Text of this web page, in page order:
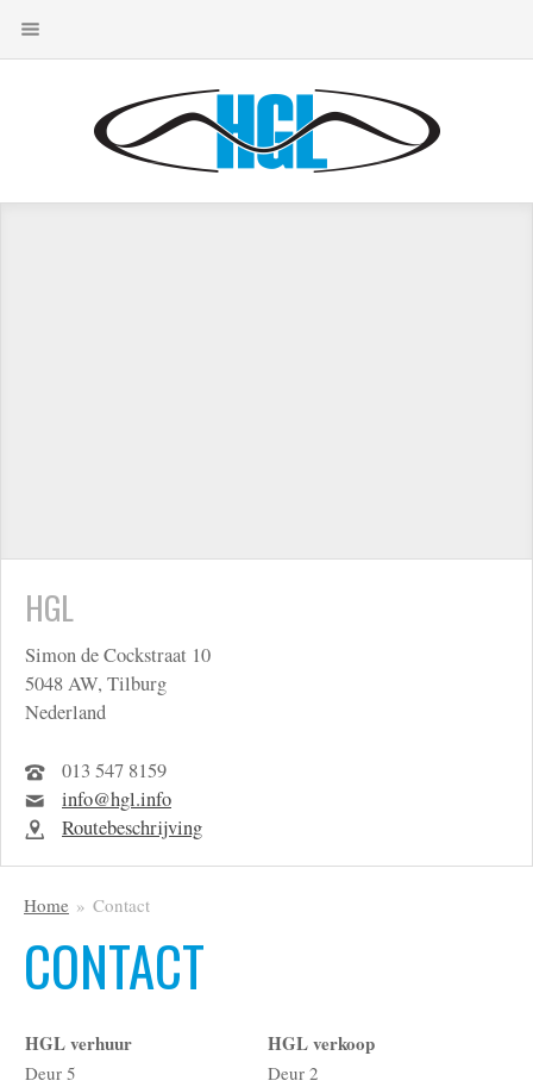
HGL
Simon de Cockstraat 10
5048 AW, Tilburg
Nederland
013 547 8159
info@hgl.info
Routebeschrijving
Home Contact
CONTACT
HGL verhuur
Deur 5
HGL verkoop
Deur 2